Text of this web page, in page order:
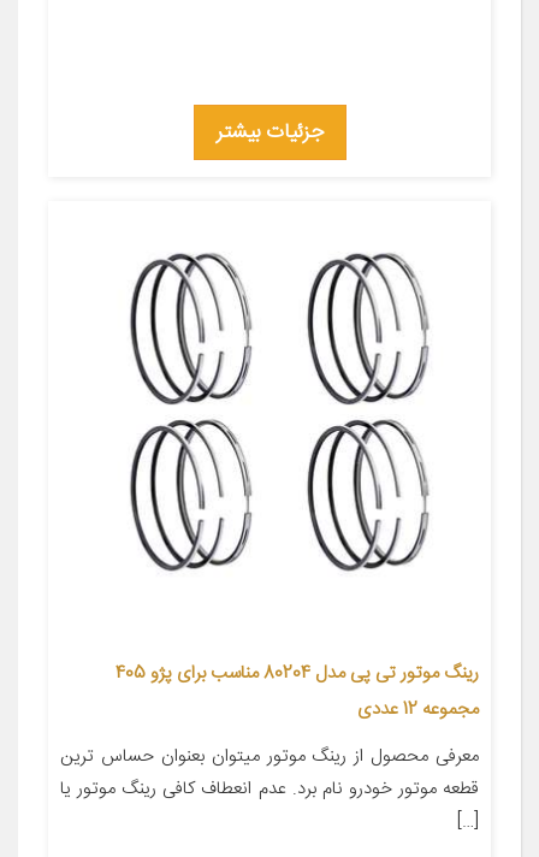
جزئیات بیشتر
رینگ موتور تی پی مدل 80204 مناسب برای پژو 405
مجموعه 12 عددی
معرفی محصول از رینگ موتور میتوان بعنوان حساس ترین
قطعه موتور خودرو نام برد. عدم انعطاف کافی رینگ موتور یا
[…]